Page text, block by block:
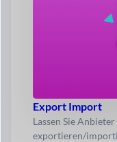
Export Import
Lassen Sie
exportieren/